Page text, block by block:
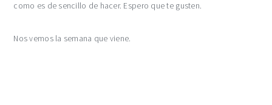
como es de sencillo de hacer. Espero que te gusten.
Nos vemos la semana que viene.